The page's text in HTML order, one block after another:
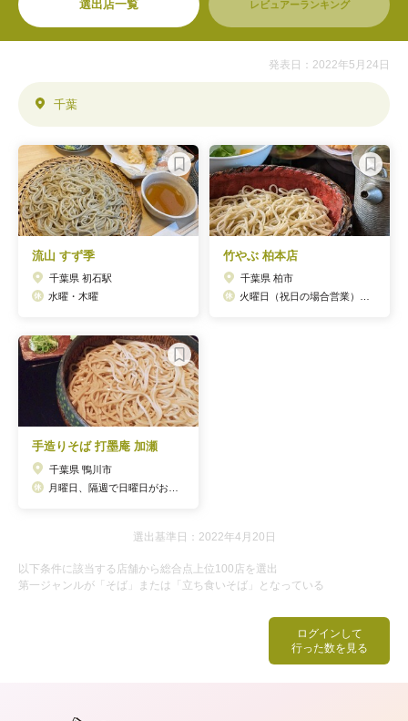
選出店一覧 レビュアーランキング
ログインして
行った数を見る
発表日：2022年5月24日
千葉
流山 すず季
千葉県 初石駅
水曜・木曜
竹やぶ 柏本店
千葉県 柏市
手造りそば 打墨庵 加瀬
千葉県 鴨川市
選出基準日：2022年4月20日
以下条件に該当する店舗から総合点上位100店を選出
第一ジャンルが「そば」または「立ち食いそば」となっている